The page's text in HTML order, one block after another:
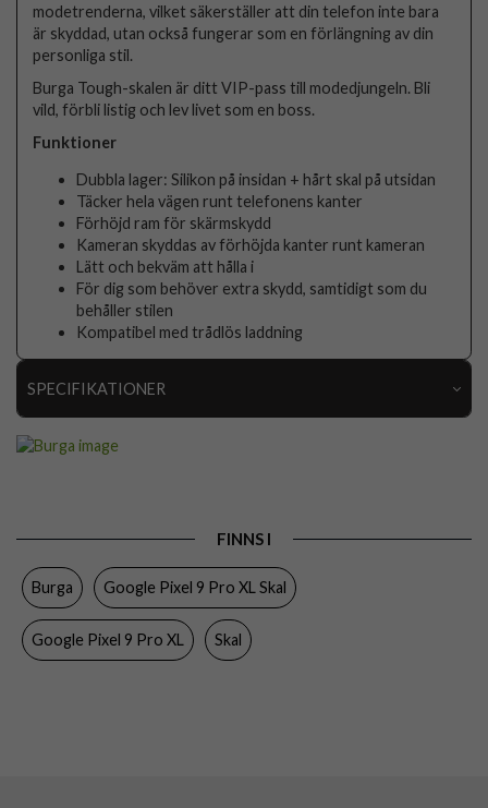
modetrenderna, vilket säkerställer att din telefon inte bara
är skyddad, utan också fungerar som en förlängning av din
personliga stil.
Burga Tough-skalen är ditt VIP-pass till modedjungeln. Bli
vild, förbli listig och lev livet som en boss.
Funktioner
Dubbla lager: Silikon på insidan + hårt skal på utsidan
Täcker hela vägen runt telefonens kanter
Förhöjd ram för skärmskydd
Kameran skyddas av förhöjda kanter runt kameran
Lätt och bekväm att hålla i
För dig som behöver extra skydd, samtidigt som du
behåller stilen
Kompatibel med trådlös laddning
SPECIFIKATIONER
Material Hårdplast (PC), Mjukplast (TPU)
Tillverkarens art nr
FINNS I
Burga Google Pixel 9 Pro XL Skal
Google Pixel 9 Pro XL Skal